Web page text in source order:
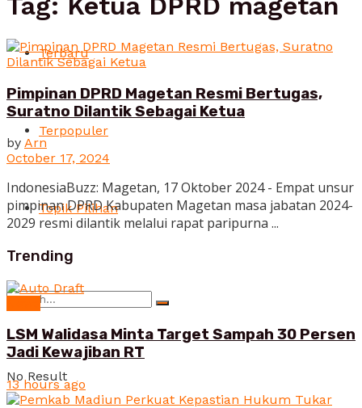
Terbaru
Terpopuler
Topik Pilihan
No Result
Pimpinan DPRD Magetan Resmi Bertugas,
Suratno Dilantik Sebagai Ketua
by Arn
October 17, 2024
IndonesiaBuzz: Magetan, 17 Oktober 2024 - Empat unsur
pimpinan DPRD Kabupaten Magetan masa jabatan 2024-
2029 resmi dilantik melalui rapat paripurna ...
Trending
LSM Walidasa Minta Target Sampah 30 Persen
Jadi Kewajiban RT
13 hours ago